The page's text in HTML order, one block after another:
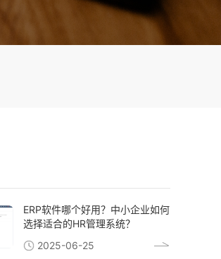
ERP软件哪个好用？中小企业如何
选择适合的HR管理系统？
2025-06-25